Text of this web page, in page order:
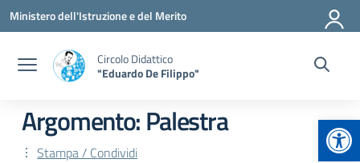
Vai ai contenuti
Vai al menu di navigazione
Vai al footer
Ministero dell'Istruzione e del Merito
Circolo Didattico
"Eduardo De Filippo"
Argomento: Palestra
Stampa / Condividi